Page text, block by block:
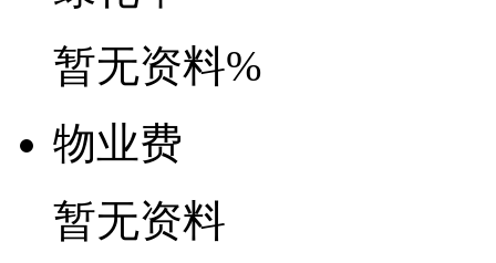
暂无资料%
物业费
暂无资料